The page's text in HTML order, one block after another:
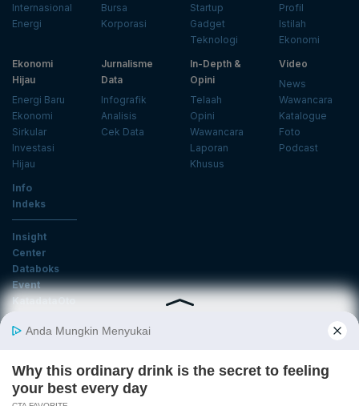
Internasional
Energi
Bursa
Korporasi
Startup
Gadget
Teknologi
Profil
Istilah
Ekonomi
Ekonomi
Hijau
Energi Baru
Ekonomi
Sirkular
Investasi
Hijau
Jurnalisme
Data
Infografik
Analisis
Cek Data
In-Depth &
Opini
Telaah
Opini
Wawancara
Laporan
Khusus
Video
News
Wawancara
Katalogue
Foto
Podcast
Info
Indeks
Insight
Center
Databoks
Event
KatadataOto
Email
Daftar